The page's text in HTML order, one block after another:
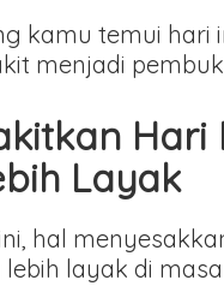
kamu temui
menjadi
Layak
hal
layak di